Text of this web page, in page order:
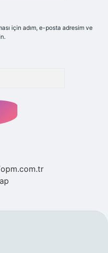
için adım, e-posta adresim ve